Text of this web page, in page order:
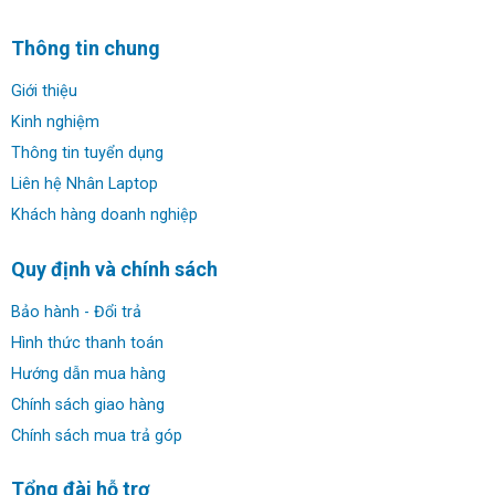
hành hoàn hảo để bạn có thể sáng tạo ngay khi cảm hứng
xuất hiện. Bên cạnh đó, Stylus pen được đính kèm một
bên máy cho phép bạn phác thảo ý tưởng một cách mượt
mà và tự nhiên.
Thông tin chung
Giới thiệu
Kinh nghiệm
Thông tin tuyển dụng
Liên hệ Nhân Laptop
Khách hàng doanh nghiệp
Quy định và chính sách
Bảo hành - Đổi trả
Hình thức thanh toán
Hướng dẫn mua hàng
Chính sách giao hàng
Chính sách mua trả góp
Tổng đài hỗ trợ